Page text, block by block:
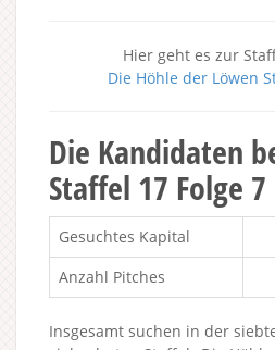
Hier geht es zur
Die Höhle der Löwen
Die Kandidaten
Staffel 17 Folge 7
Gesuchtes Kapital
Anzahl Pitches
Insgesamt suchen in der